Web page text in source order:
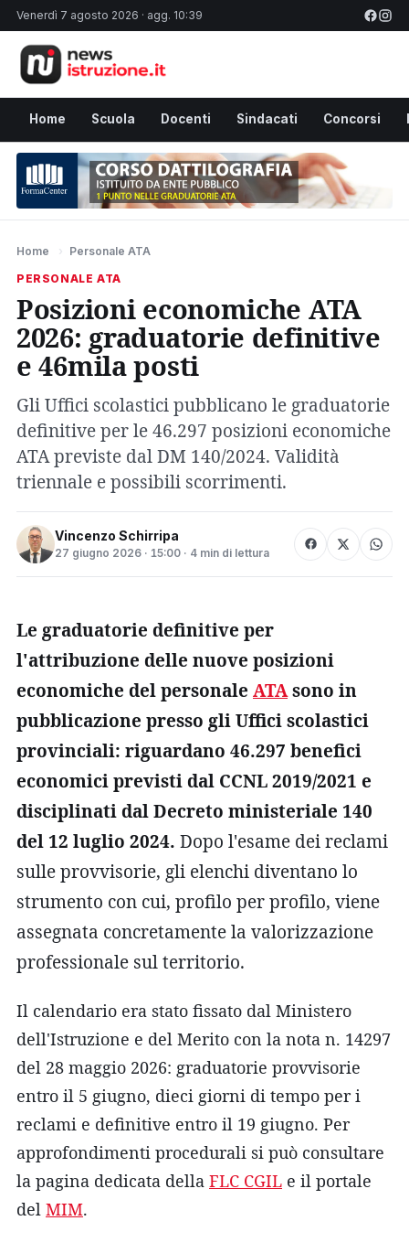
Venerdì 7 agosto 2026 · agg. 10:39
Home Scuola Docenti Sindacati Concorsi
Home › Personale ATA
PERSONALE ATA
Posizioni economiche ATA
2026: graduatorie definitive
e 46mila posti
Gli Uffici scolastici pubblicano le graduatorie
definitive per le 46.297 posizioni economiche
ATA previste dal DM 140/2024. Validità
triennale e possibili scorrimenti.
Vincenzo Schirripa
27 giugno 2026 · 15:00 · 4 min di lettura
Le graduatorie definitive per
l'attribuzione delle nuove posizioni
economiche del personale ATAsono in
pubblicazione presso gli Uffici scolastici
provinciali: riguardano 46.297 benefici
economici previsti dal CCNL 2019/2021 e
disciplinati dal Decreto ministeriale 140
del 12 luglio 2024. Dopo l'esame dei reclami
sulle provvisorie, gli elenchi diventano lo
strumento con cui, profilo per profilo, viene
assegnata concretamente la valorizzazione
professionale sul territorio.
Il calendario era stato fissato dal Ministero
dell'Istruzione e del Merito con la nota n. 14297
del 28 maggio 2026: graduatorie provvisorie
entro il 5 giugno, dieci giorni di tempo per i
reclami e definitive entro il 19 giugno. Per
approfondimenti procedurali si può consultare
la pagina dedicata della FLC CGIL e il portale
del MIM.